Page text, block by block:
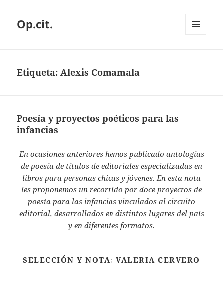
Op.cit.
Etiqueta:Alexis Comamala
Poesía y proyectos poéticos para las
infancias
En ocasiones anteriores hemos publicado antologías
de poesía de títulos de editoriales especializadas en
libros para personas chicas y jóvenes. En esta nota
les proponemos un recorrido por doce proyectos de
poesía para las infancias vinculados al circuito
editorial, desarrollados en distintos lugares del país
y en diferentes formatos.
SELECCIÓN Y NOTA: VALERIA CERVERO